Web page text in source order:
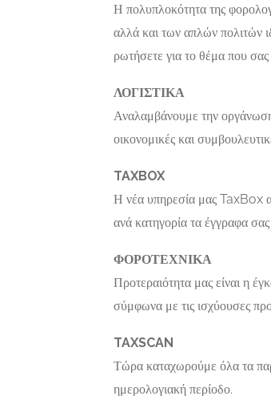
Η πολυπλοκότητα της
αλλά και των απλών πολιτών
ρωτήσετε για το θέμα που
ΛΟΓΙΣΤΙΚΑ
Αναλαμβάνουμε την
οικονομικές και
TAXBOX
Η νέα υπηρεσία μας TaxBox
ανά κατηγορία τα έγγραφα
ΦΟΡΟΤΕΧΝΙΚΑ
Προτεραιότητα μας είναι η
σύμφωνα με τις ισχύουσες
TAXSCAN
Τώρα καταχωρούμε όλα τα
ημερολογιακή περίοδο.
Now Closed